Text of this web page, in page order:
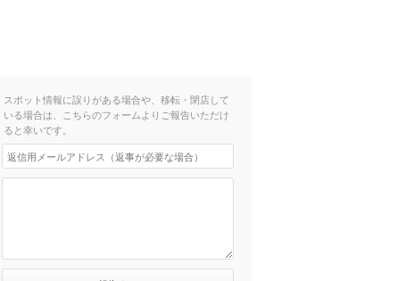
スポット情報に誤りがある場合や、移転・閉店して
いる場合は、こちらのフォームよりご報告いただけ
ると幸いです。